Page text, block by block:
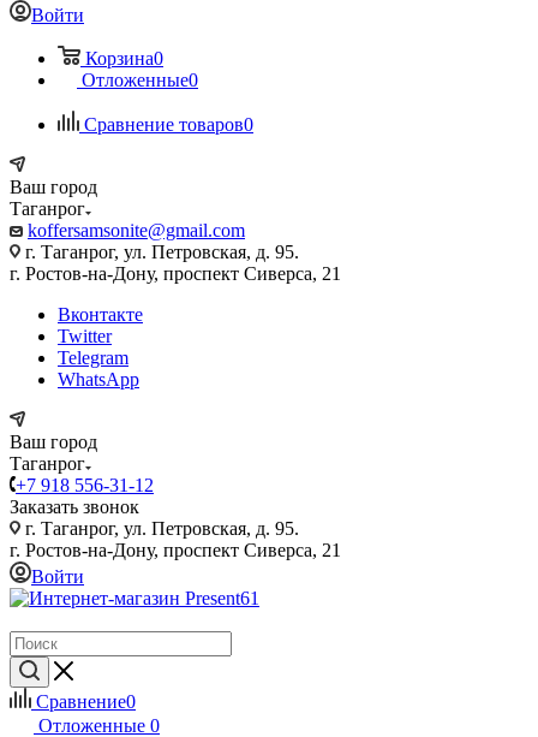
Войти
Корзина0
Отложенные0
Сравнение товаров0
Ваш город
Таганрог
koffersamsonite@gmail.com
г. Таганрог, ул. Петровская, д. 95.
г. Ростов-на-Дону, проспект Сиверса, 21
Вконтакте
Twitter
Telegram
WhatsApp
Ваш город
Таганрог
+7 918 556-31-12
Заказать звонок
г. Таганрог, ул. Петровская, д. 95.
г. Ростов-на-Дону, проспект Сиверса, 21
Войти
Сравнение0
Отложенные 0